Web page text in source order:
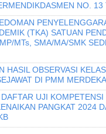
NO.
(TKA) SATUAN
MTs, SMA/MA/SMK
HASIL OBSERVASI
DI PMM
UJI KOMPETENSI
PANGKAT 2024